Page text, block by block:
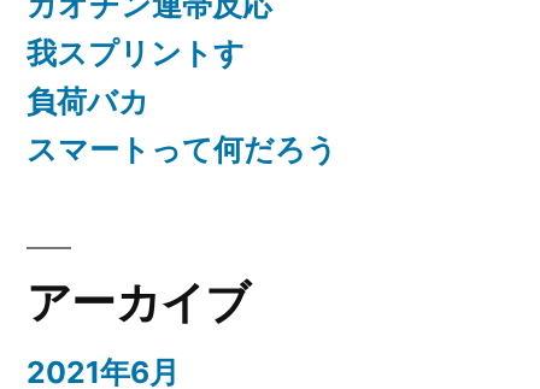
我スプリントす
負荷バカ
スマートって何だろう
アーカイブ
2021年6月